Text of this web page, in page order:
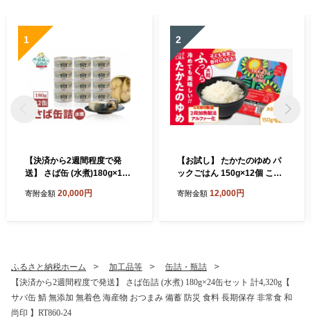
1
【決済から2週間程度で発
送】 さば缶 (水煮)180g×12
鯖 無添加 無着色 海産物 おつ
寄附金額 20,000円
2
【お試し】 たかたのゆめ パ
ックごはん 150g×12個 こど
ライス 米 国産 お手軽 レンジ
寄附金額 12,000円
ふるさと納税ホーム 加工品等
缶詰・瓶詰
【決済から2週間程度で発送】 さば缶詰 (水煮) 180g×24缶セット 計4,320g【
サバ缶 鯖 無添加 無着色 海産物 おつまみ 備蓄 防災 食料 長期保存 非常食 和
尚印 】RT860-24